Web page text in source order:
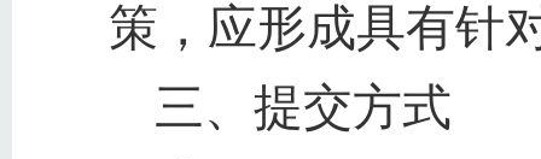
策，应形成具有针
三、提交方式